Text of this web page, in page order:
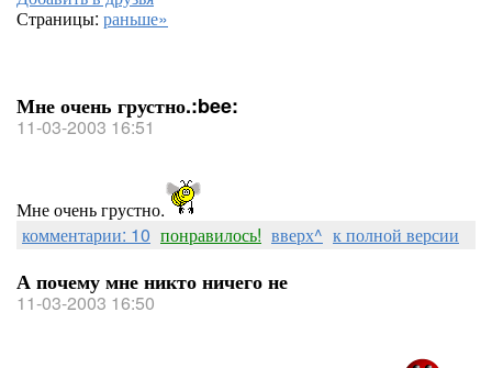
Страницы: раньше»
Мне очень грустно.:bee:
11-03-2003 16:51
Мне очень грустно.
комментарии: 10 понравилось! вверх^ к полной версии
А почему мне никто ничего не
11-03-2003 16:50